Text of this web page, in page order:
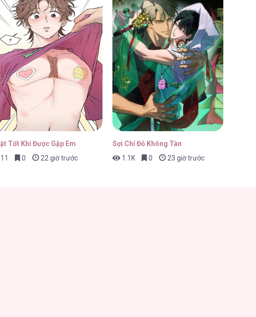
Tốt Khi Được Gặp Em
11
0 22 giờ trước
Sợi Chỉ Đỏ Không Tàn
1.1K
0 23 giờ trước